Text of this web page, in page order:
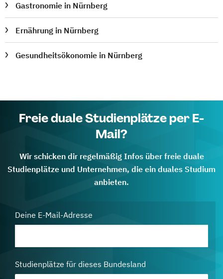
Gastronomie in Nürnberg
Ernährung in Nürnberg
Gesundheitsökonomie in Nürnberg
Freie duale Studienplätze per E-
Mail?
Wir schicken dir regelmäßig Infos über freie duale
Studienplätze und Unternehmen, die ein duales Studium
anbieten.
Deine E-Mail-Adresse
Studienplätze für dieses Bundesland